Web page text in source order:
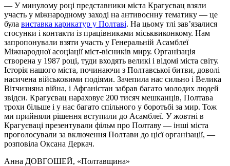
— У минулому році представники міста Крагуєвац взяли
участь у міжнародному заході на антивоєнну тематику — це
була виставка карикатур у Полтаві. На цьому тлі зав’язалися
стосунки і контакти із працівниками міськвиконкому. Нам
запропонували взяти участь у Генеральній Асамблеї
Міжнародної асоціації міст-вісників миру. Організація
створена у 1987 році, туди входять великі і відомі міста світу.
Історія нашого міста, починаючи з Полтавської битви, доволі
насичена військовими подіями. Зачепила нас сильно і Велика
Вітчизняна війна, і Афганістан забрав багато молодих людей
звідси. Крагуєвац нараховує 200 тисяч мешканців, Полтава
трохи більше і у нас багато спільного у боротьбі за мир. Тож
ми прийняли рішення вступили до Асамблеї. У жовтні в
Крагуєваці презентували фільм про Полтаву — інші міста
проголосували за включення Полтави до цієї організації, —
розповіла Оксана Деркач.
Анна ДОВГОШЕЙ, «Полтавщина»